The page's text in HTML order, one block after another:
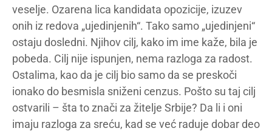
veselje. Ozarena lica kandidata opozicije, izuzev
onih iz redova „ujedinjenih“. Tako samo „ujedinjeni“
ostaju dosledni. Njihov cilj, kako im ime kaže, bila je
pobeda. Cilj nije ispunjen, nema razloga za radost.
Ostalima, kao da je cilj bio samo da se preskoči
ionako do besmisla sniženi cenzus. Pošto su taj cilj
ostvarili – šta to znači za žitelje Srbije? Da li i oni
imaju razloga za sreću, kad se već raduje dobar deo